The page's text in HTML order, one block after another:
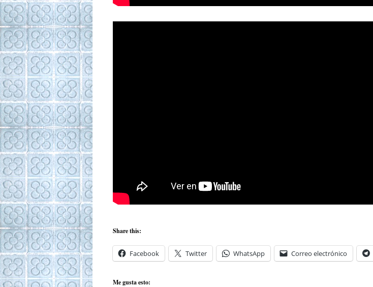
Share this:
Facebook Twitter WhatsApp Correo electrónico
Me gusta esto: